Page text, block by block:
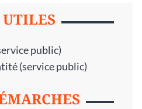
UTILES
public)
(service public)